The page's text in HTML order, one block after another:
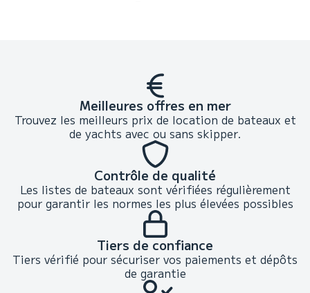
Meilleures offres en mer
Trouvez les meilleurs prix de location de bateaux et
de yachts avec ou sans skipper.
Contrôle de qualité
Les listes de bateaux sont vérifiées régulièrement
pour garantir les normes les plus élevées possibles
Tiers de confiance
Tiers vérifié pour sécuriser vos paiements et dépôts
de garantie